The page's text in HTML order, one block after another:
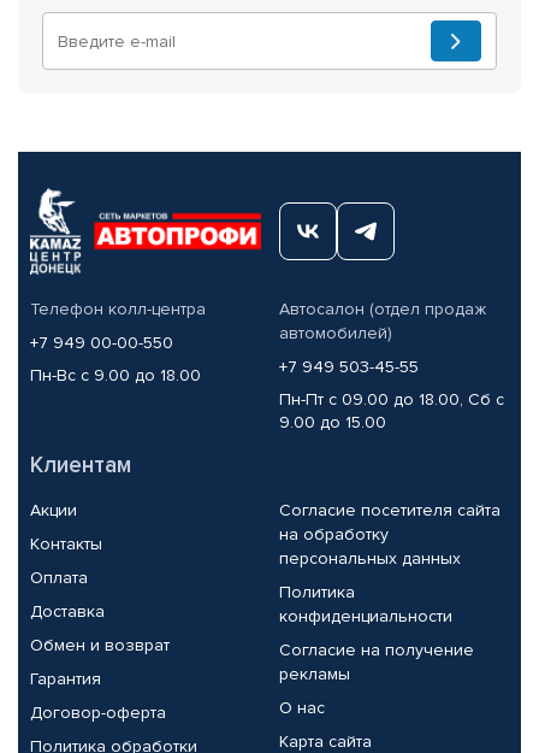
Телефон колл-центра
+7 949 00-00-550
Пн-Вс с 9.00 до 18.00
Автосалон (отдел продаж
автомобилей)
+7 949 503-45-55
Пн-Пт с 09.00 до 18.00, Сб с
9.00 до 15.00
Клиентам
Акции
Контакты
Оплата
Доставка
Обмен и возврат
Гарантия
Договор-оферта
Политика обработки
Согласие посетителя сайта
на обработку
персональных данных
Политика
конфиденциальности
Согласие на получение
рекламы
О нас
Карта сайта